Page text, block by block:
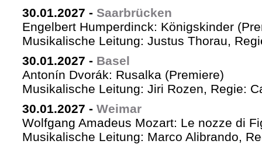
30.01.2027 - Saarbrücken
Engelbert Humperdinck: Königskinder
Musikalische Leitung: Justus Thorau,
30.01.2027 - Basel
Antonín Dvorák: Rusalka (Premiere)
Musikalische Leitung: Jiri Rozen, Regie:
30.01.2027 - Weimar
Wolfgang Amadeus Mozart: Le nozze di
Musikalische Leitung: Marco Alibrando,